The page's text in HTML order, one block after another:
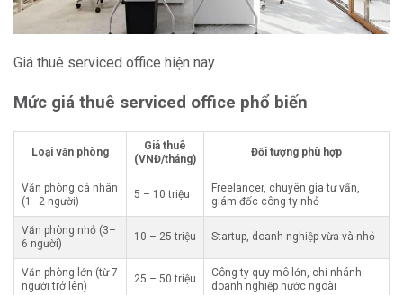
Giá thuê serviced office hiện nay
Mức giá thuê serviced office phổ biến
Loại văn phòng
Giá thuê
(VNĐ/tháng)
Đối tượng phù hợp
Văn phòng cá nhân
(1–2 người)
5 – 10 triệu
Freelancer, chuyên gia tư vấn,
giám đốc công ty nhỏ
Văn phòng nhỏ (3–
6 người)
10 – 25 triệu Startup, doanh nghiệp vừa và nhỏ
Văn phòng lớn (từ 7
người trở lên)
25 – 50 triệu
Công ty quy mô lớn, chi nhánh
doanh nghiệp nước ngoài